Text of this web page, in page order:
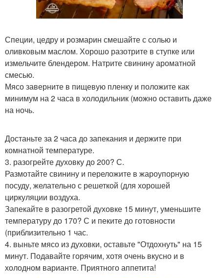
Специи, цедру и розмарин смешайте с солью и
оливковым маслом. Хорошо разотрите в ступке или
измельчите блендером. Натрите свинину ароматной
смесью.
Мясо заверните в пищевую пленку и положите как
минимум на 2 часа в холодильник (можно оставить даже
на ночь.
Достаньте за 2 часа до запекания и держите при
комнатной температуре.
3. разогрейте духовку до 200? С.
Размотайте свинину и переложите в жароупорную
посуду, желательно с решеткой (для хорошей
циркуляции воздуха.
Запекайте в разогретой духовке 15 минут, уменьшите
температуру до 170? С и пеките до готовности
(приблизительно 1 час.
4. выньте мясо из духовки, оставьте "Отдохнуть" на 15
минут. Подавайте горячим, хотя очень вкусно и в
холодном варианте. Приятного аппетита!